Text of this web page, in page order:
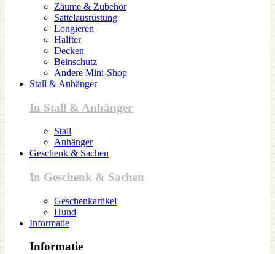
Zäume & Zubehör
Sattelausrüstung
Longieren
Halfter
Decken
Beinschutz
Andere Mini-Shop
Stall & Anhänger
In Stall & Anhänger
Stall
Anhänger
Geschenk & Sachen
In Geschenk & Sachen
Geschenkartikel
Hund
Informatie
Informatie